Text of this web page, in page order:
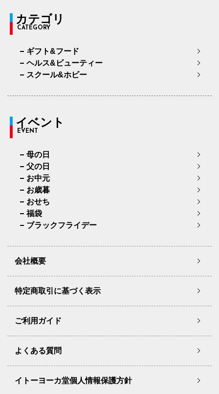
カテゴリ
CATEGORY
ギフト&フード
ヘルス&ビューティー
スクール&ホビー
イベント
EVENT
母の日
父の日
お中元
お歳暮
おせち
福袋
ブラックフライデー
会社概要
特定商取引に基づく表示
ご利用ガイド
よくある質問
イトーヨーカ堂個人情報保護方針